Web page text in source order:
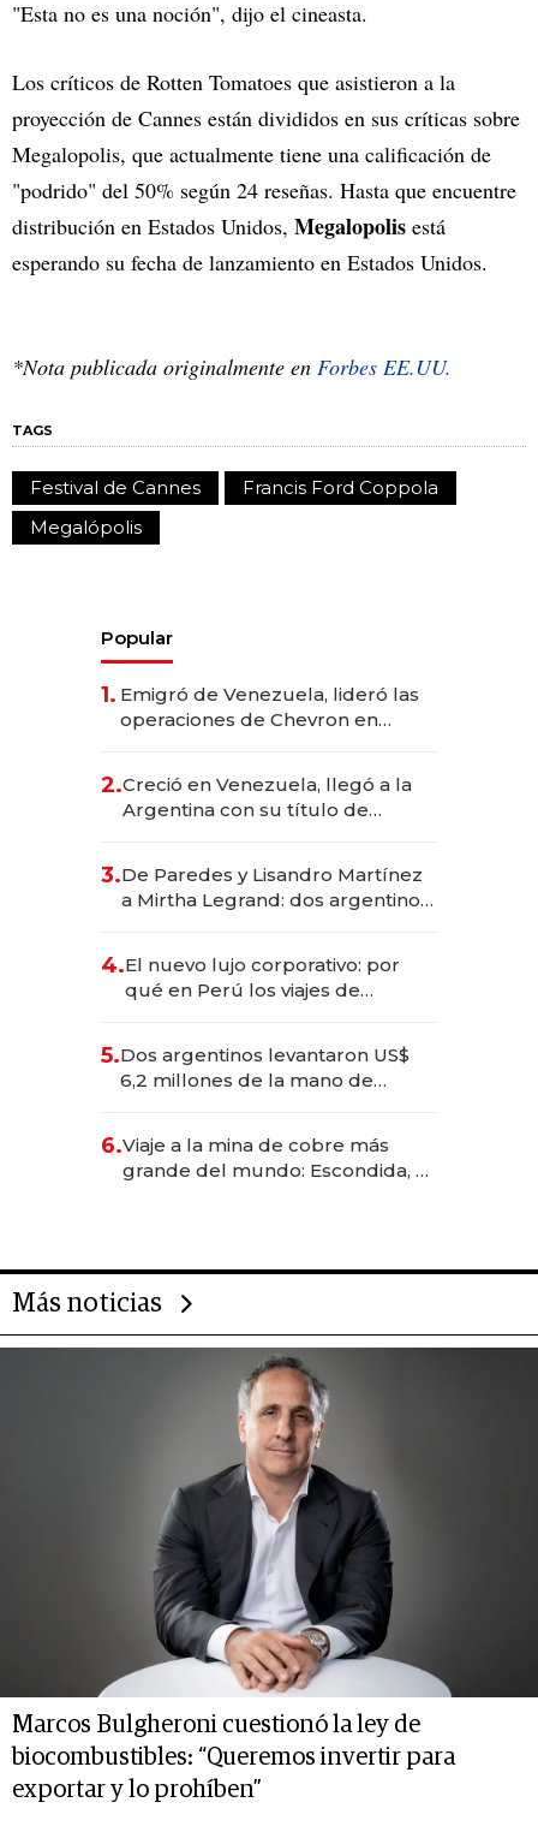
"Esta no es una noción", dijo el cineasta.
Los críticos de Rotten Tomatoes que asistieron a la
proyección de Cannes están divididos en sus críticas sobre
Megalopolis, que actualmente tiene una calificación de
"podrido" del 50% según 24 reseñas. Hasta que encuentre
distribución en Estados Unidos, Megalopolis está
esperando su fecha de lanzamiento en Estados Unidos.
*Nota publicada originalmente en Forbes EE.UU.
TAGS
Festival de Cannes
Francis Ford Coppola
Megalópolis
Popular
1. Emigró de Venezuela, lideró las
operaciones de Chevron en
2.Creció en Venezuela, llegó a la
Argentina con su título de
las marcas "fast premium"
3.De Paredes y Lisandro Martínez
a Mirtha Legrand: dos argentinos
4.El nuevo lujo corporativo: por
qué en Perú los viajes de
para convertirse en experiencias
transformadoras
5.Dos argentinos levantaron US$
6,2 millones de la mano de
6.Viaje a la mina de cobre más
grande del mundo: Escondida, el
Más noticias
Marcos Bulgheroni cuestionó la ley de
biocombustibles: “Queremos invertir para
exportar y lo prohíben”